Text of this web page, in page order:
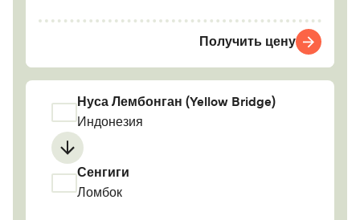
Получить цену
Нуса Лембонган (Yellow Bridge)
Индонезия
Сенгиги
Ломбок